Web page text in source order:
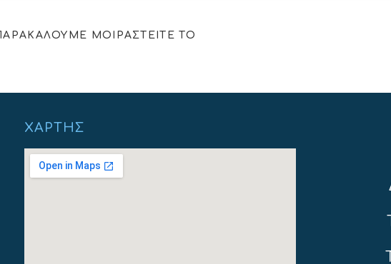
ΜΟΙΡΑΣΤΕΙΤΕ ΤΟ
ΧΆΡΤΗΣ